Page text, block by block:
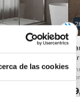
de las cookies
de ducha angular
6 mm
263,78€